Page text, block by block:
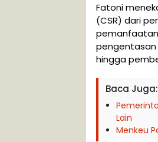
Fatoni
(CSR) dari
pengentasan
hingga
Baca Juga:
Lain
Menkeu